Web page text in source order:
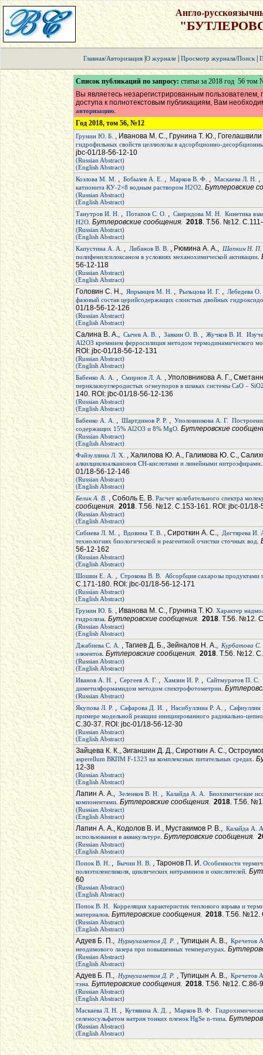
Англо-
Главная/Авторизация| О журнале| Просмотр журнала/Поиск|
Список публикаций по запросу: статьи за 2018 год 56 том
Вы являетесь незарегистрированным
доступа к полнотекстовым публикациям, Вам
авторизацию.
Год 2018, том 56, №12
Грунин Ю. Б. , Иванова М. С., Грунина Т. Ю.,
гидрофильных свойств целлюлозы в адсорбционно-
jbc-01/18-56-12-10
(Russian Abstract)
(English Abstract)
Козлова М. М. , Бобылев А. Е. , Марков В. Ф. , Маскаева Л. Н. ,
катионита КУ-2×8 водным раствором H2O2. Бутлеровские
(Russian Abstract)
(English Abstract)
Танутров И. Н. , Потапов С. О. , Свиридова М. Н.
Кинетика
H2O. Бутлеровские сообщения. 2018. Т.56. №12.
(Russian Abstract)
(English Abstract)
Капустина А. А.
, Либанов В. В. , Рюмина А. А., Шапкин Н. П.
полифенилсилоксаном в условиях механохимической активации.
56-12-118
(Russian Abstract)
(English Abstract)
Головин С. Н., Япрынцев М. Н. , Рыльцова И. Г. , Лебедева О.
фазовый состав церийсодержащих слоистых двойных
01/18-56-12-126
(Russian Abstract)
(English Abstract)
Салина В. А., Сычев А. В. , Заякин О. В. , Жучков В. И.
Al2O3 кремнием ферросилиция методом термодинамического
ROI: jbc-01/18-56-12-131
(Russian Abstract)
(English Abstract)
Бабенко А. А.
, Смирнов Л. А. , Уполовникова А. Г.,
периклазоуглеродистых огнеупоров в шлаках системы CaO –
140. ROI: jbc-01/18-56-12-136
(Russian Abstract)
(English Abstract)
Бабенко А. А.
, Шартдинов Р. Р. , Уполовникова А. Г.
содержащих 15% Al2O3 и 8% MgO. Бутлеровские
(Russian Abstract)
(English Abstract)
Файзуллина Л. Х.
, Халилова Ю. А., Галимова Ю. С.,
алкилциклоалканонов СН-кислотами и линейными нитроэфирами
01/18-56-12-146
(Russian Abstract)
(English Abstract)
Белик А. В. , Соболь Е. В. Расчет колебательного спектра
сообщения. 2018. Т.56. №12. С.153-161. ROI: jbc-01/18-
(Russian Abstract)
(English Abstract)
Сибиева Л. М. , Вдовина Т. В. , Сироткин А. С., Дегтярева И.
технологиях биологической и реагентной очистки сточных вод.
56-12-162
(Russian Abstract)
(English Abstract)
Шошин Е. А.
, Строкова В. В. Абсорбция сахарозы продуктами
С.171-180. ROI: jbc-01/18-56-12-171
(Russian Abstract)
(English Abstract)
Грунин Ю. Б. , Иванова М. С., Грунина Т. Ю. Характер
гидролиза. Бутлеровские сообщения. 2018. Т.56. №12.
(Russian Abstract)
(English Abstract)
Джабиева С. А.
, Тагиев Д. Б., Зейналов Н. А., Курбатова С.
элюентов. Бутлеровские сообщения. 2018. Т.56. №12.
(Russian Abstract)
(English Abstract)
Иванов А. Н. , Сергеев А. Г. , Хамзин И. Р. , Сайтмуратов П. С.
диметилформамидом методом спектрофотометрии.
(Russian Abstract)
Якупова Л. Р. , Сафарова Д. И. , Насибуллина Р. А. , Сафиуллин
примере модельной реакции инициированного радикально-
С.30-37. ROI: jbc-01/18-56-12-30
(Russian Abstract)
(English Abstract)
Зайцева К. К., Зиганшин Д. Д., Сироткин А. С.,
asperellum ВКПМ F-1323 на комплексных питательных средах.
12-38
(Russian Abstract)
(English Abstract)
Лапин А. А., Зеленков В. Н. , Калайда А. А.
Биохимические
компонентами. Бутлеровские сообщения. 2018. Т.56.
(Russian Abstract)
(English Abstract)
Лапин А. А., Кодолов В. И., Мустакимов Р. В., Калайда А.
использования в аквакультуре. Бутлеровские сообщения.
(Russian Abstract)
(English Abstract)
Попок В. Н. , Бычин Н. В. , Таронов П. И. Особенности
полиэтиленгликоля, циклических нитраминов и окислителей.
60
(Russian Abstract)
(English Abstract)
Попок В. Н.
Корреляция характеристик теплового взрыва и
материалов. Бутлеровские сообщения. 2018. Т.56. №12.
(Russian Abstract)
(English Abstract)
Адуев Б. П., Нурмухаметов Д. Р. , Тупицын А. В., Кречетов
неодимового лазера при повышенных температурах.
(Russian Abstract)
(English Abstract)
Адуев Б. П., Нурмухаметов Д. Р. , Тупицын А. В., Кречетов
тэна. Бутлеровские сообщения. 2018. Т.56. №12. С.86-
(Russian Abstract)
(English Abstract)
Маскаева Л. Н. , Кутявина А. Д. , Марков В. Ф.
селеносульфатом натрия тонких пленок HgSe n-типа.
(Russian Abstract)
(English Abstract)